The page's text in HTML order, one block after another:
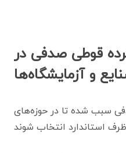
قوطی صدفی در
و آزمایشگاه‌ها
سبب شده تا در حوزه‌های